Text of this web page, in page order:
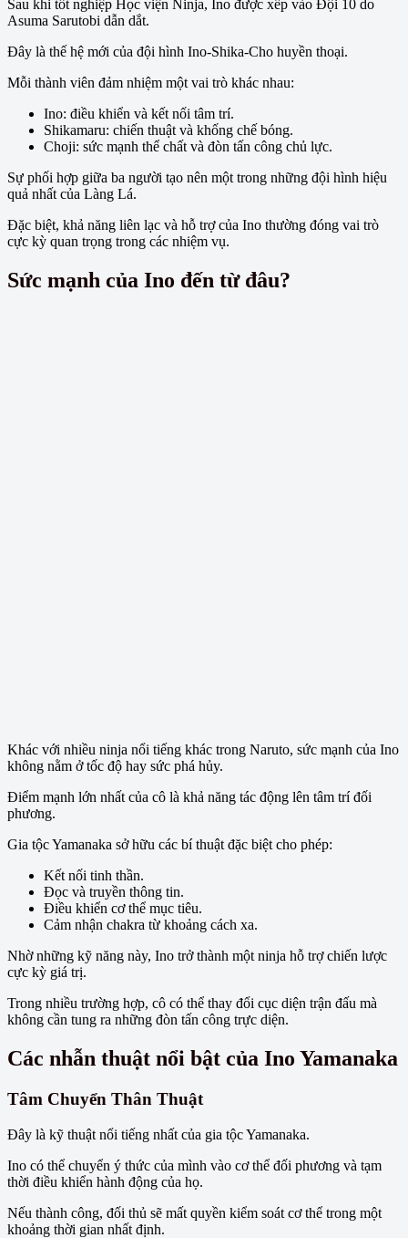
Sau khi tốt nghiệp Học viện Ninja, Ino được xếp vào Đội 10 do
Asuma Sarutobi dẫn dắt.
Đây là thế hệ mới của đội hình Ino-Shika-Cho huyền thoại.
Mỗi thành viên đảm nhiệm một vai trò khác nhau:
Ino: điều khiển và kết nối tâm trí.
Shikamaru: chiến thuật và khống chế bóng.
Choji: sức mạnh thể chất và đòn tấn công chủ lực.
Sự phối hợp giữa ba người tạo nên một trong những đội hình hiệu
quả nhất của Làng Lá.
Đặc biệt, khả năng liên lạc và hỗ trợ của Ino thường đóng vai trò
cực kỳ quan trọng trong các nhiệm vụ.
Sức mạnh của Ino đến từ đâu?
Khác với nhiều ninja nổi tiếng khác trong Naruto, sức mạnh của Ino
không nằm ở tốc độ hay sức phá hủy.
Điểm mạnh lớn nhất của cô là khả năng tác động lên tâm trí đối
phương.
Gia tộc Yamanaka sở hữu các bí thuật đặc biệt cho phép:
Kết nối tinh thần.
Đọc và truyền thông tin.
Điều khiển cơ thể mục tiêu.
Cảm nhận chakra từ khoảng cách xa.
Nhờ những kỹ năng này, Ino trở thành một ninja hỗ trợ chiến lược
cực kỳ giá trị.
Trong nhiều trường hợp, cô có thể thay đổi cục diện trận đấu mà
không cần tung ra những đòn tấn công trực diện.
Các nhẫn thuật nổi bật của Ino Yamanaka
Tâm Chuyển Thân Thuật
Đây là kỹ thuật nổi tiếng nhất của gia tộc Yamanaka.
Ino có thể chuyển ý thức của mình vào cơ thể đối phương và tạm
thời điều khiển hành động của họ.
Nếu thành công, đối thủ sẽ mất quyền kiểm soát cơ thể trong một
khoảng thời gian nhất định.